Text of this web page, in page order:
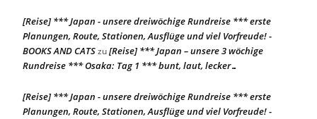
[Reise] *** Japan - unsere dreiwöchige Rundreise *** erste
Planungen, Route, Stationen, Ausflüge und viel Vorfreude! -
BOOKS AND CATSzu[Reise] *** Japan – unsere 3 wöchige
Rundreise *** Osaka: Tag 1 *** bunt, laut, lecker…
[Reise] *** Japan - unsere dreiwöchige Rundreise *** erste
Planungen, Route, Stationen, Ausflüge und viel Vorfreude! -